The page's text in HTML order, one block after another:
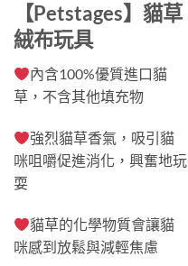
【Petstages】貓草
絨布玩具
內含100%優質進口貓
草，不含其他填充物
強烈貓草香氣，吸引貓
咪咀嚼促進消化，興奮地玩
耍
貓草的化學物質會讓貓
咪感到放鬆與減輕焦慮